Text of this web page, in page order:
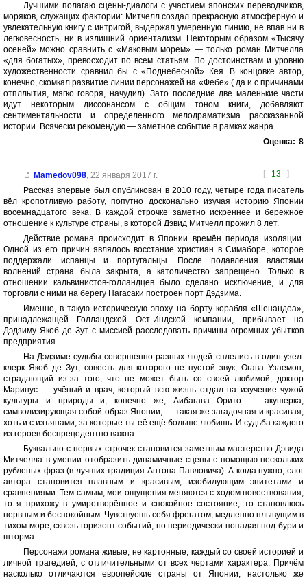
Лучшими полагаю сцены-диалоги с участием японских переводчиков,
моряков, служащих фактории: Митчелл создал прекрасную атмосферную и
увлекательную книгу с интригой, выдержал умеренную линию, не впав ни в
легковесность, ни в излишний ориентализм. Некоторым образом «Тысячу
осеней» можно сравнить с «Маковым морем» — только роман Митчелла
«для богатых», превосходит по всем статьям. По достоинствам и уровню
художественности сравнил бы с «Поднебесной» Кея. В концовке автор,
конечно, скомкал развитие линии персонажей на «Фебе» ( да и с причинами
отпллытия, мягко говоря, начудил). Зато последние две маленькие части
идут некоторым диссонансом с общим тоном книги, добавляют
сентиментальности и определенного мелодраматизма рассказанной
истории. Всячески рекомендую — заметное событие в рамках жанра.
Оценка: 8
[ 13 ]
Mamedov098, 22 января 2017 г.
Рассказ впервые был опубликован в 2010 году, четыре года писатель
вёл кропотливую работу, попутно досконально изучая историю Японии
восемнадцатого века. В каждой строчке заметно искреннее и бережное
отношение к культуре страны, в которой Дэвид Митчелл прожил 8 лет.
Действие романа происходит в Японии времён периода изоляции.
Одной из его причин являлось восстание христиан в Симаборе, которое
поддержали испанцы и португальцы. После подавления властями
волнений страна была закрыта, а католичество запрещено. Только в
отношении кальвинистов-голландцев было сделано исключение, и для
торговли с ними на берегу Нагасаки построен порт Дэдзима.
Именно, в такую историческую эпоху на борту корабля «Шенандоа»,
принадлежащей Голландской Ост-Индской компании, прибывает на
Дэдзиму Якоб де Зут с миссией расследовать причины огромных убытков
предприятия.
На Дэдзиме судьбы совершенно разных людей сплелись в один узел:
клерк Якоб де Зут, совесть для которого не пустой звук; Огава Узаемон,
страдающий из-за того, что не может быть со своей любимой; доктор
Маринус — учёный и врач, который всю жизнь отдал на изучение чужой
культуры и природы и, конечно же; Аибагава Орито — акушерка,
символизирующая собой образ Японии, — такая же загадочная и красивая,
хоть и с изъянами, за которые ты её ещё больше любишь. И судьба каждого
из героев беспрецедентно важна.
Буквально с первых строчек становится заметным мастерство Дэвида
Митчелла в умении отобразить динамичные сцены с помощью нескольких
рубленых фраз (в лучших традиция Антона Павловича). А когда нужно, слог
автора становится плавным и красивым, изобилующим эпитетами и
сравнениями. Тем самым, мои ощущения меняются с ходом повествования,
то я прихожу в умиротворённое и спокойное состояние, то становлюсь
нервным и беспокойным. Чувствуешь себя фрегатом, медленно плывущим в
тихом море, сквозь горизонт событий, но периодически попадая под бури и
шторма.
Персонажи романа живые, не картонные, каждый со своей историей и
личной трагедией, с отличительными от всех чертами характера. Причём
насколько отличаются европейские страны от Японии, настолько же